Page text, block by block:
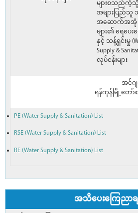
များစသည်ကဲ့
အများပြည်သူ
အဆောက်အအုံ
များ၏ ရေပေး
နှင့် သန့်ရှင်းမှု
Supply &
လုပ်ငန်းများ
အင်ဂ
ရန်ကုန်မြို့တော်
PE (Water Supply & Sanitation) List
RSE (Water Supply & Sanitation) List
RE (Water Supply & Sanitation) List
အသိပေးကြေညာ